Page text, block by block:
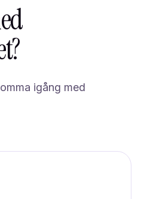
igång med